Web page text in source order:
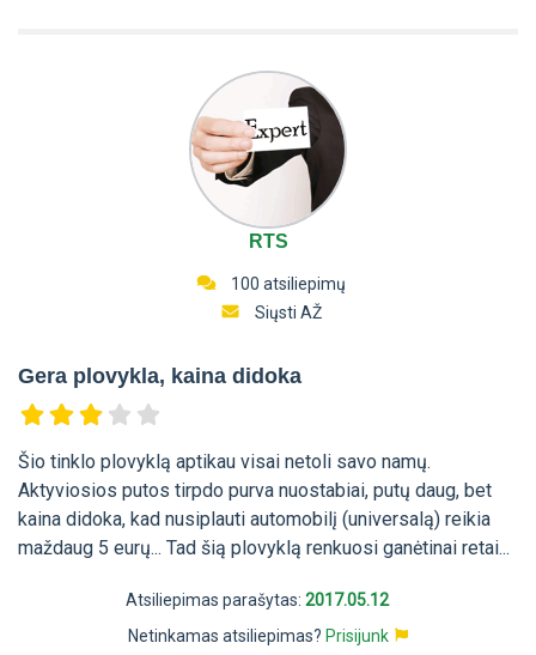
RTS
100 atsiliepimų
Siųsti AŽ
Gera plovykla, kaina didoka
Šio tinklo plovyklą aptikau visai netoli savo namų.
Aktyviosios putos tirpdo purva nuostabiai, putų daug, bet
kaina didoka, kad nusiplauti automobilį (universalą) reikia
maždaug 5 eurų... Tad šią plovyklą renkuosi ganėtinai retai...
Atsiliepimas parašytas: 2017.05.12
Netinkamas atsiliepimas? Prisijunk